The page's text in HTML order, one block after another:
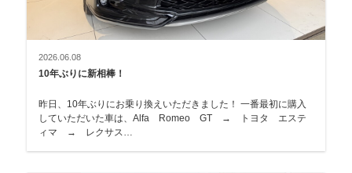
2026.06.08
10年ぶりに新相棒！
昨日、10年ぶりにお乗り換えいただきました！ 一番最初に購入
していただいた車は、Alfa Romeo GT → トヨタ エステ
ィマ → レクサス…